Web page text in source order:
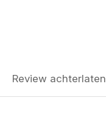
Review achterlaten